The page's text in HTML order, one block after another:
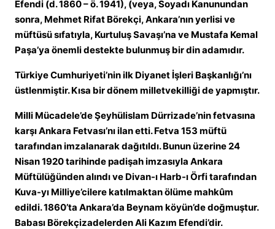
Efendi (d. 1860 – ö. 1941), (veya, Soyadı Kanunundan
sonra, Mehmet Rifat Börekçi, Ankara’nın yerlisi ve
müftüsü sıfatıyla, Kurtuluş Savaşı’na ve Mustafa Kemal
Paşa’ya önemli destekte bulunmuş bir din adamıdır.
Türkiye Cumhuriyeti’nin ilk Diyanet İşleri Başkanlığı’nı
üstlenmiştir. Kısa bir dönem milletvekilliği de yapmıştır.
Milli Mücadele’de Şeyhülislam Dürrizade’nin fetvasına
karşı Ankara Fetvası’nı ilan etti. Fetva 153 müftü
tarafından imzalanarak dağıtıldı. Bunun üzerine 24
Nisan 1920 tarihinde padişah imzasıyla Ankara
Müftülüğünden alındı ve Divan-ı Harb-ı Örfi tarafından
Kuva-yı Milliye’cilere katılmaktan ölüme mahkûm
edildi. 1860’ta Ankara’da Beynam köyün’de doğmuştur.
Babası Börekçizadelerden Ali Kazım Efendi’dir.